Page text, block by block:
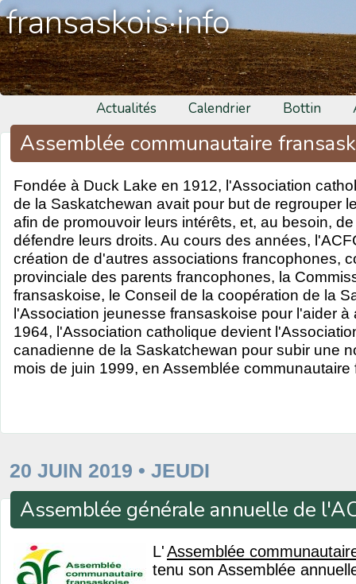
fransaskois·info
Actualités Calendrier Bottin
Assemblée communautaire
Fondée à Duck Lake en 1912, l'Association
de la Saskatchewan avait pour but de regrouper
afin de promouvoir leurs intérêts, et, au besoin,
défendre leurs droits. Au cours des années,
création de d'autres associations francophones,
provinciale des parents francophones, la
fransaskoise, le Conseil de la coopération de la
l'Association jeunesse fransaskoise pour l'aider à
1964, l'Association catholique devient
canadienne de la Saskatchewan pour subir une
mois de juin 1999, en Assemblée
20 JUIN 2019 • JEUDI
Assemblée générale annuelle de
L'Assemblée
tenu son Assemblée